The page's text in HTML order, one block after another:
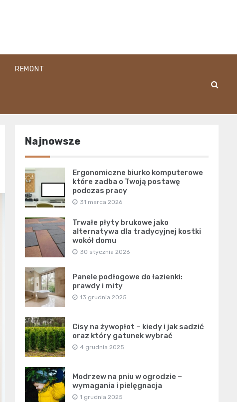
REMONT
Najnowsze
Ergonomiczne biurko komputerowe
które zadba o Twoją postawę
podczas pracy
31 marca 2026
Trwałe płyty brukowe jako
alternatywa dla tradycyjnej kostki
wokół domu
30 stycznia 2026
Panele podłogowe do łazienki:
prawdy i mity
13 grudnia 2025
Cisy na żywopłot – kiedy i jak sadzić
oraz który gatunek wybrać
4 grudnia 2025
Modrzew na pniu w ogrodzie –
wymagania i pielęgnacja
1 grudnia 2025